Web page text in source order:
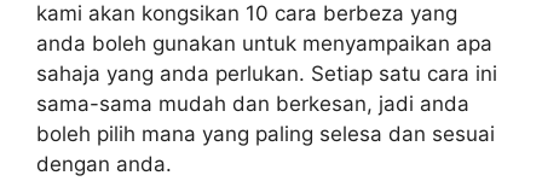
kami akan kongsikan 10 cara berbeza yang
anda boleh gunakan untuk menyampaikan apa
sahaja yang anda perlukan. Setiap satu cara ini
sama-sama mudah dan berkesan, jadi anda
boleh pilih mana yang paling selesa dan sesuai
dengan anda.